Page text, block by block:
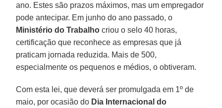
ano. Estes são prazos máximos, mas um empregador
pode antecipar. Em junho do ano passado, o
Ministério do Trabalho criou o selo 40 horas,
certificação que reconhece as empresas que já
praticam jornada reduzida. Mais de 500,
especialmente os pequenos e médios, o obtiveram.
Com esta lei, que deverá ser promulgada em 1º de
maio, por ocasião do Dia Internacional do